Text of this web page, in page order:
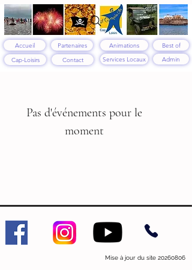
Accueil
Cap-Loisirs
Partenaires
Contact
Animations
Services Locaux
Best of
Admin
Pas d'événements pour le
moment
Mise à jour du site 20260806